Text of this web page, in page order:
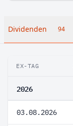
Dividenden 94
EX-TAG
2026
03.08.2026